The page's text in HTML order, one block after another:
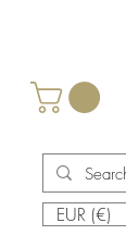
EUR (€)